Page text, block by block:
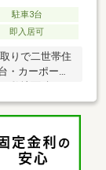
駐車3台
即入居可
りで二世帯住
・カーポート
道に面してお
自由度ＵＰ・
辺環境充実・
分・トライア
鼻科があり安